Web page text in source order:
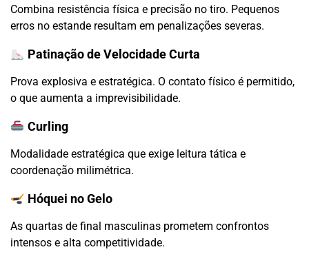
Combina resistência física e precisão no tiro. Pequenos
erros no estande resultam em penalizações severas.
Patinação de Velocidade Curta
Prova explosiva e estratégica. O contato físico é permitido,
o que aumenta a imprevisibilidade.
Curling
Modalidade estratégica que exige leitura tática e
coordenação milimétrica.
Hóquei no Gelo
As quartas de final masculinas prometem confrontos
intensos e alta competitividade.